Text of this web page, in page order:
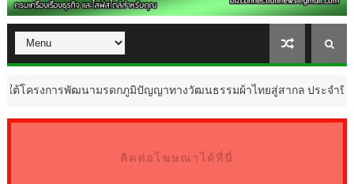
ารพัฒนามรดกภูมิปัญญาทางวัฒนธรรมผ้าไทยสู่สากล ประจำปี 2569 น
ติดต่อโฆษณาได้ที่นี่